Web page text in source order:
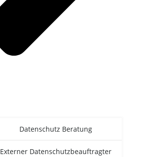
Daten­schutz Beratung
Exter­ner Daten­schutz­be­auf­trag­ter